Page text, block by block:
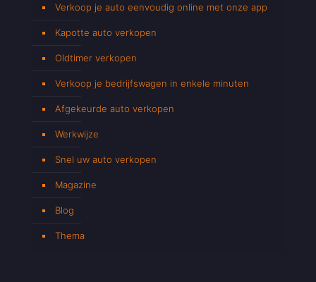
Verkoop je auto eenvoudig online met onze app
Kapotte auto verkopen
Oldtimer verkopen
Verkoop je bedrijfswagen in enkele minuten
Afgekeurde auto verkopen
Werkwijze
Snel uw auto verkopen
Magazine
Blog
Thema